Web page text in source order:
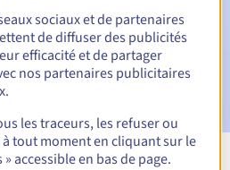
pour notification de la
grâce de rédemptionpour
du nom de domaine
sociaux et de partenaires
de diffuser des publicités
efficacité et de partager
nos partenaires publicitaires
les traceurs, les refuser ou
tout moment en cliquant sur le
accessible en bas de page.